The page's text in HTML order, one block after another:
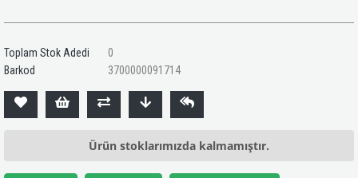
Toplam Stok Adedi
0
Barkod
3700000091714
Ürün stoklarımızda kalmamıştır.